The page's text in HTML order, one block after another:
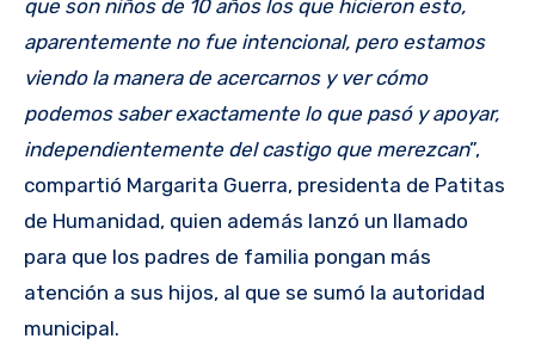
que son niños de 10 años los que hicieron esto,
aparentemente no fue intencional, pero estamos
viendo la manera de acercarnos y ver cómo
podemos saber exactamente lo que pasó y apoyar,
independientemente del castigo que merezcan”,
compartió Margarita Guerra, presidenta de Patitas
de Humanidad, quien además lanzó un llamado
para que los padres de familia pongan más
atención a sus hijos, al que se sumó la autoridad
municipal.